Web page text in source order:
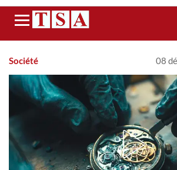
Menu
Société 08